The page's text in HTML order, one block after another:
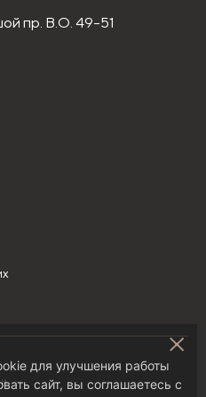
пр. В.О. 49-51
для улучшения работы
сайт, вы соглашаетесь с